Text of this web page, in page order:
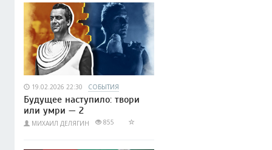
19.02.2026 22:30 СОБЫТИЯ
Будущее наступило: твори
или умри — 2
МИХАИЛ ДЕЛЯГИН 855